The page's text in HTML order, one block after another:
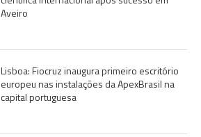
Aveiro
Lisboa: Fiocruz inaugura primeiro escritório
europeu nas instalações da ApexBrasil na
capital portuguesa